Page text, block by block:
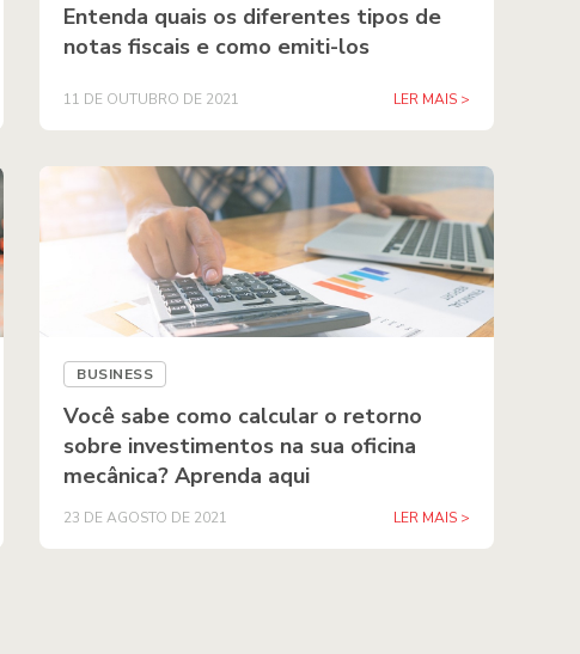
Entenda quais os diferentes tipos de
notas fiscais e como emiti-los
11 DE OUTUBRO DE 2021 LER MAIS >
BUSINESS
Você sabe como calcular o retorno
sobre investimentos na sua oficina
mecânica? Aprenda aqui
23 DE AGOSTO DE 2021 LER MAIS >